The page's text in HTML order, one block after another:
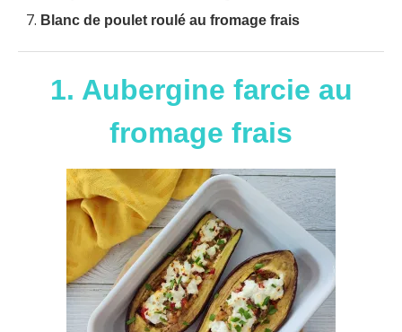
Blanc de poulet roulé au fromage frais
1. Aubergine farcie au
fromage frais